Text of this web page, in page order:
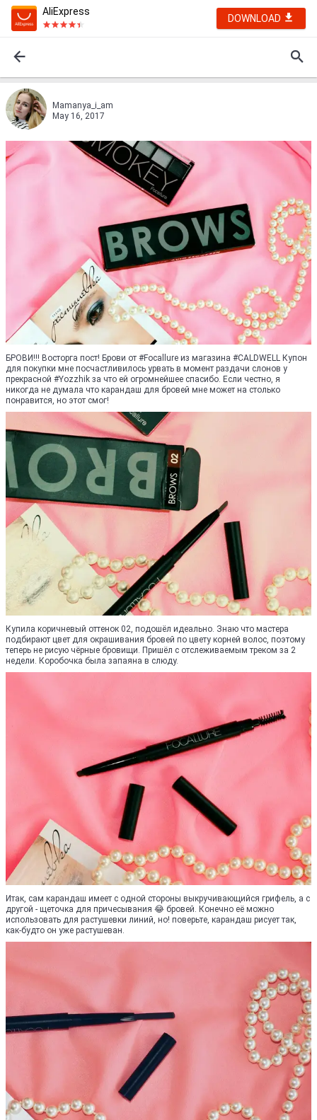
AliExpress
DOWNLOAD
Mamanya_i_am
May 16, 2017
БРОВИ!!! Восторга пост! Брови от #Focallure из магазина #CALDWELL Купон
для покупки мне посчастливилось урвать в момент раздачи слонов у
прекрасной #Yozzhik за что ей огромнейшее спасибо. Если честно, я
никогда не думала что карандаш для бровей мне может на столько
понравится, но этот смог!
Купила коричневый оттенок 02, подошёл идеально. Знаю что мастера
подбирают цвет для окрашивания бровей по цвету корней волос, поэтому
теперь не рисую чёрные бровищи. Пришёл с отслеживаемым треком за 2
недели. Коробочка была запаяна в слюду.
Итак, сам карандаш имеет с одной стороны выкручивающийся грифель, а с
другой - щеточка для причесывания 😂 бровей. Конечно её можно
использовать для растушевки линий, но! поверьте, карандаш рисует так,
как-будто он уже растушеван.